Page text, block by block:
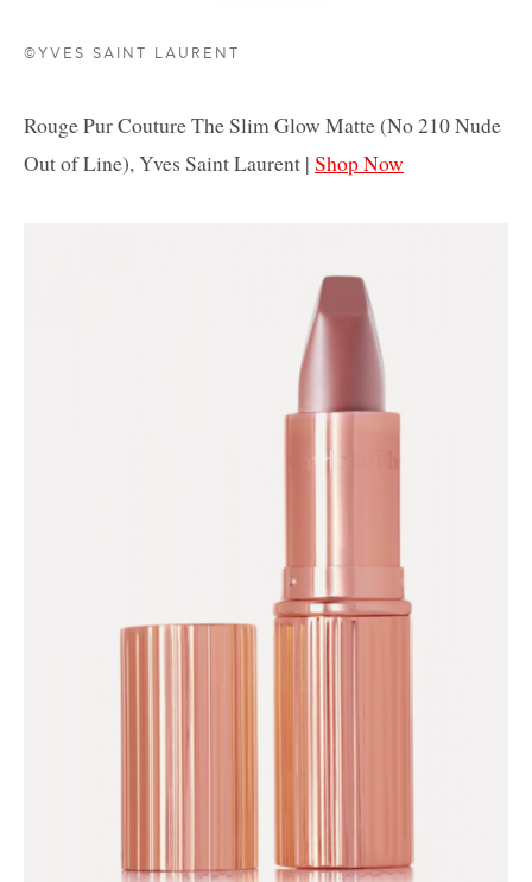
©YVES SAINT LAURENT
Rouge Pur Couture The Slim Glow Matte (No 210 Nude
Out of Line), Yves Saint Laurent | Shop Now